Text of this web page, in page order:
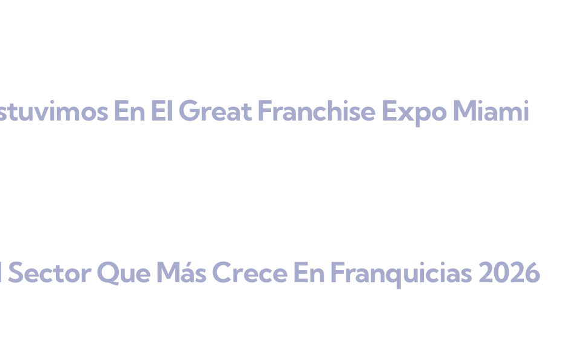
En El Great Franchise Expo Miami
Sector Que Más Crece En Franquicias 2026